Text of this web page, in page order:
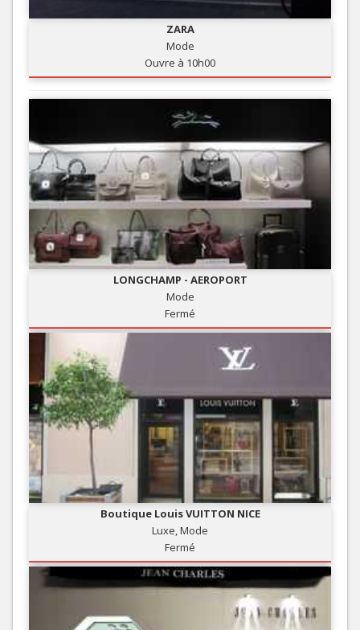
ZARA
Mode
Ouvre à 10h00
LONGCHAMP - AEROPORT
Mode
Fermé
Boutique Louis VUITTON NICE
Luxe, Mode
Fermé